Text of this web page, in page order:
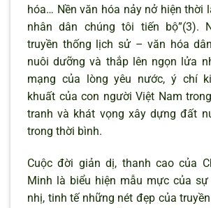
hóa… Nền văn hóa nảy nở hiện thời
nhân dân chúng tôi tiến bộ”(3).
truyền thống lịch sử – văn hóa
nuôi dưỡng và thắp lên ngọn lửa
mạng của lòng yêu nước, ý chí
khuất của con người Việt Nam
tranh và khát vọng xây dựng đất
trong thời bình.
Cuộc đời giản dị, thanh cao của
Minh là biểu hiện mẫu mực của sự
nhị, tinh tế những nét đẹp của